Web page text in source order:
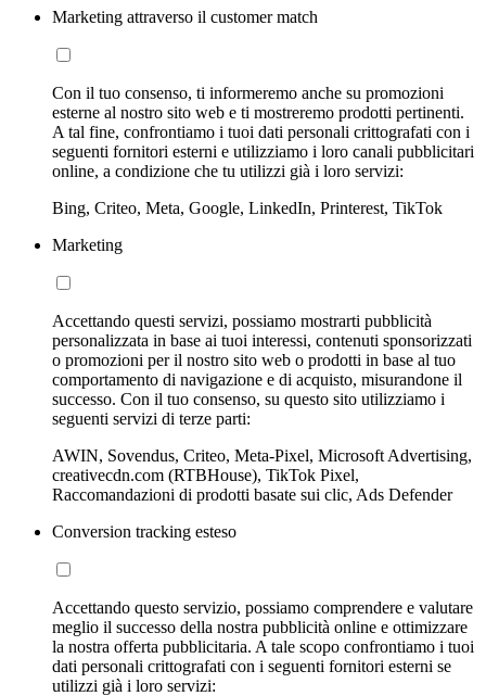
Marketing attraverso il customer match
Con il tuo consenso, ti informeremo anche su promozioni
esterne al nostro sito web e ti mostreremo prodotti pertinenti.
A tal fine, confrontiamo i tuoi dati personali crittografati con i
seguenti fornitori esterni e utilizziamo i loro canali pubblicitari
online, a condizione che tu utilizzi già i loro servizi:
Bing, Criteo, Meta, Google, LinkedIn, Printerest, TikTok
Marketing
Accettando questi servizi, possiamo mostrarti pubblicità
personalizzata in base ai tuoi interessi, contenuti sponsorizzati
o promozioni per il nostro sito web o prodotti in base al tuo
comportamento di navigazione e di acquisto, misurandone il
successo. Con il tuo consenso, su questo sito utilizziamo i
seguenti servizi di terze parti:
AWIN, Sovendus, Criteo, Meta-Pixel, Microsoft Advertising,
creativecdn.com (RTBHouse), TikTok Pixel,
Raccomandazioni di prodotti basate sui clic, Ads Defender
Conversion tracking esteso
Accettando questo servizio, possiamo comprendere e valutare
meglio il successo della nostra pubblicità online e ottimizzare
la nostra offerta pubblicitaria. A tale scopo confrontiamo i tuoi
dati personali crittografati con i seguenti fornitori esterni se
utilizzi già i loro servizi: